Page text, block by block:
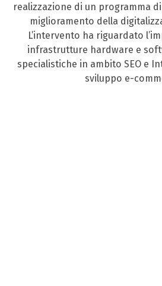
realizzazione di un programma
miglioramento della
L’intervento ha riguardato
infrastrutture hardware e
specialistiche in ambito SEO e
sviluppo e-